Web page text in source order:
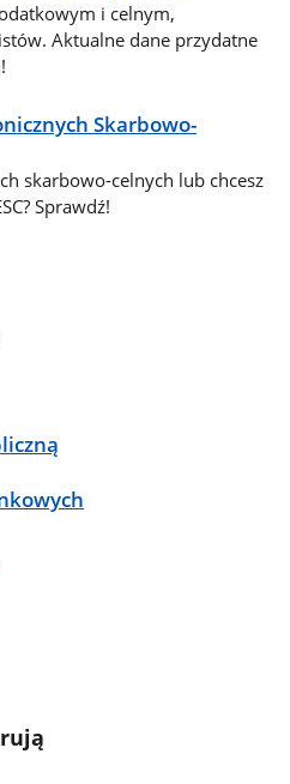
i celnym,
Aktualne dane przydatne
Skarbowo-
skarbowo-celnych lub chcesz
Sprawdź!